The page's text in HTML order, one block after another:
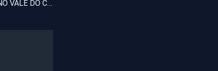
SUCESSÕES 2012 NO VALE DO CURU